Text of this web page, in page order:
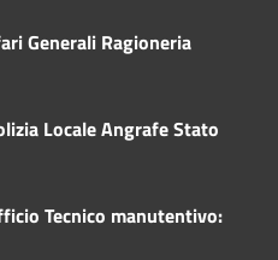
Generali Ragioneria
Locale Angrafe Stato
Tecnico manutentivo: